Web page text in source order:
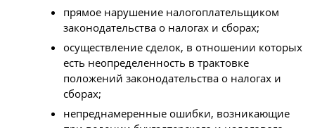
прямое нарушение налогоплательщиком
законодательства о налогах и сборах;
осуществление сделок, в отношении которых
есть неопределенность в трактовке
положений законодательства о налогах и
сборах;
непреднамеренные ошибки, возникающие